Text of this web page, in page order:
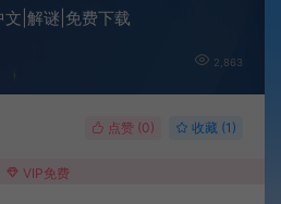
|解谜|免费下载
2,863
点赞 (0) 收藏 (1)
VIP免费